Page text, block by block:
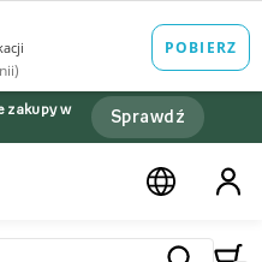
zakupy w
Sprawdź